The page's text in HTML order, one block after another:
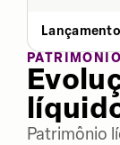
Lançamento
Patrimônio